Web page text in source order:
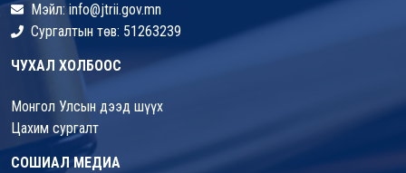
Мэйл: info@jtrii.gov.mn
Сургалтын төв: 51263239
ЧУХАЛ ХОЛБООС
Монгол Улсын дээд шүүх
Цахим сургалт
СОШИАЛ МЕДИА